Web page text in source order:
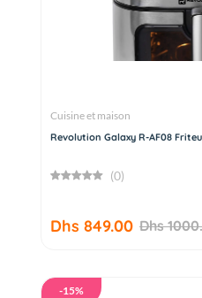
Cuisine et maison
Revolution Galaxy R-AF08
(0)
Dhs 849.00 Dhs
-15%